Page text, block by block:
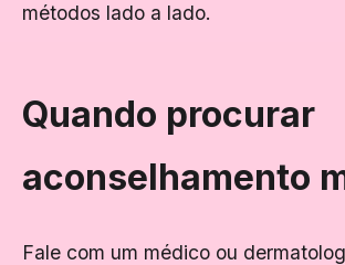
métodos lado a lado.
Quando procurar
aconselhamento
Fale com um médico ou